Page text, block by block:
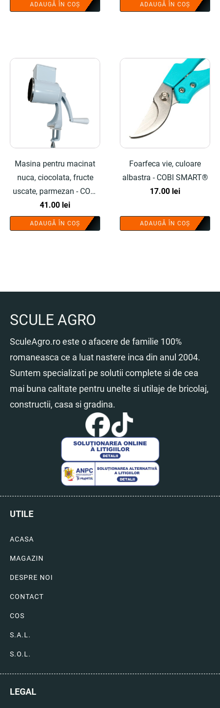
ADAUGĂ ÎN COȘ ADAUGĂ ÎN COȘ
Masina pentru macinat
nuca, ciocolata, fructe
uscate, parmezan - COBI
SMART®
41.00 lei
ADAUGĂ ÎN COȘ
Foarfeca vie, culoare
albastra - COBI SMART®
17.00 lei
ADAUGĂ ÎN COȘ
SCULE AGRO
SculeAgro.ro este o afacere de familie 100%
romaneasca ce a luat nastere inca din anul 2004.
Suntem specializati pe solutii complete si de cea
mai buna calitate pentru unelte si utilaje de bricolaj,
constructii, casa si gradina.
UTILE
ACASA
MAGAZIN
DESPRE NOI
CONTACT
COS
S.A.L.
S.O.L.
LEGAL